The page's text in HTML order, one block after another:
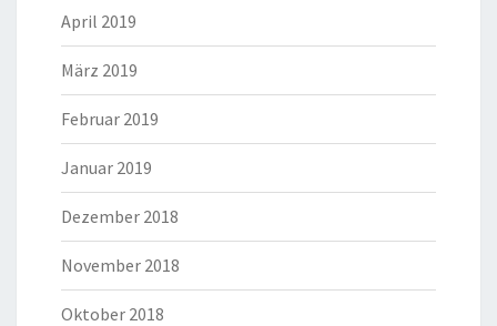
April 2019
März 2019
Februar 2019
Januar 2019
Dezember 2018
November 2018
Oktober 2018